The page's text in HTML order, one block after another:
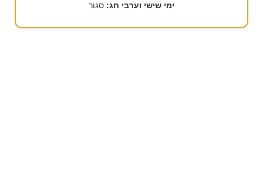
ימי שישי וערבי חג: סגור